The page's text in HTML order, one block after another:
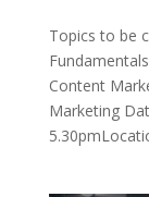
Topics to be
Content
Marketing